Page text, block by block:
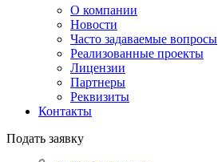
О компании
Новости
Часто задаваемые вопросы
Реализованные проекты
Лицензии
Партнеры
Реквизиты
Контакты
Подать заявку